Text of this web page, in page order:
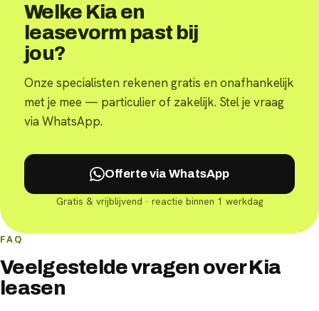
Welke Kia en
leasevorm past bij
jou?
Onze specialisten rekenen gratis en onafhankelijk
met je mee — particulier of zakelijk. Stel je vraag
via WhatsApp.
Offerte via WhatsApp
Gratis & vrijblijvend · reactie binnen 1 werkdag
FAQ
Veelgestelde vragen over Kia
leasen